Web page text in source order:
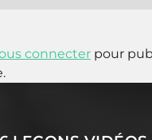
connecter pour